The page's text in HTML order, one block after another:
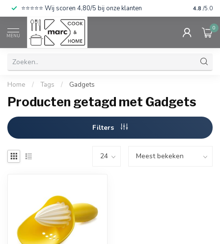
⭐⭐⭐⭐⭐ Wij scoren 4,80/5 bij onze klanten 4.8 /5.0
MENU
0
Home / Tags / Gadgets
Producten getagd met Gadgets
Filters